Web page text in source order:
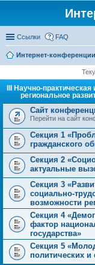
Ссылки FAQ
Интернет-конференции
III Научно-
региональное
Сайт
Перейти на сайт
Секция 1
гражданского
Секция 2
актуальные
Секция 3
социально-
возможности
Секция 4
фактор
государства»
Секция 5
политических